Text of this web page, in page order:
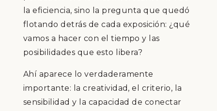
la eficiencia, sino la pregunta que quedó
flotando detrás de cada exposición: ¿qué
vamos a hacer con el tiempo y las
posibilidades que esto libera?
Ahí aparece lo verdaderamente
importante: la creatividad, el criterio, la
sensibilidad y la capacidad de conectar